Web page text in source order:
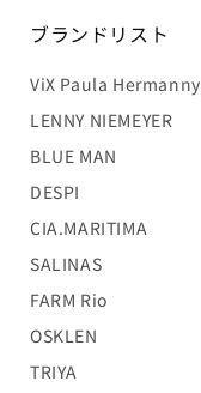
ブランドリスト
ViX Paula Hermanny
LENNY NIEMEYER
BLUE MAN
DESPI
CIA.MARITIMA
SALINAS
FARM Rio
OSKLEN
TRIYA